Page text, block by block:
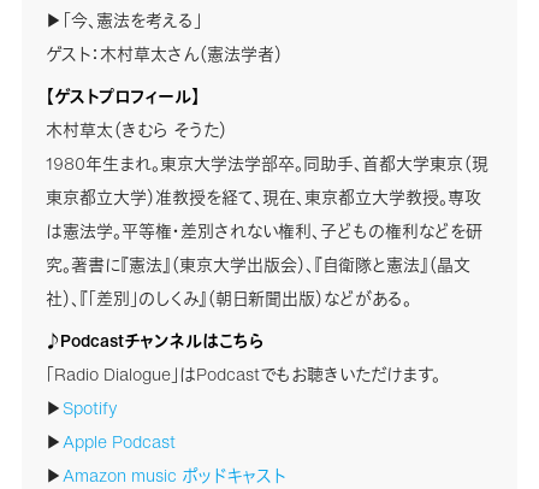
▶「今、憲法を考える」
ゲスト：木村草太さん（憲法学者）
【ゲストプロフィール】
木村草太（きむら そうた）
1980年生まれ。東京大学法学部卒。同助手、首都大学東京（現
東京都立大学）准教授を経て、現在、東京都立大学教授。専攻
は憲法学。平等権・差別されない権利、子どもの権利などを研
究。著書に『憲法』（東京大学出版会）、『自衛隊と憲法』（晶文
社）、『「差別」のしくみ』（朝日新聞出版）などがある。
♪Podcastチャンネルはこちら
「Radio Dialogue」はPodcastでもお聴きいただけます。
▶Spotify
▶Apple Podcast
▶Amazon music ポッドキャスト